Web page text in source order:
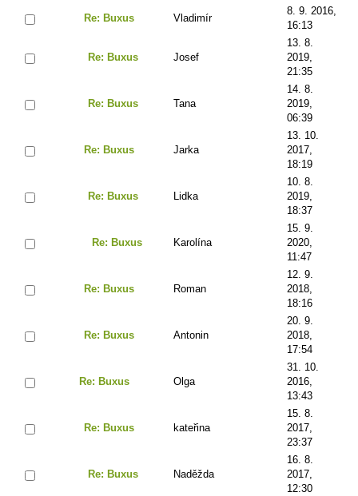
Re: Buxus Vladimír
8. 9. 2016,
16:13
Re: Buxus Josef
13. 8.
2019,
21:35
Re: Buxus Tana
14. 8.
2019,
06:39
Re: Buxus Jarka
13. 10.
2017,
18:19
Re: Buxus Lidka
10. 8.
2019,
18:37
Re: Buxus Karolína
15. 9.
2020,
11:47
Re: Buxus Roman
12. 9.
2018,
18:16
Re: Buxus Antonin
20. 9.
2018,
17:54
Re: Buxus Olga
31. 10.
2016,
13:43
Re: Buxus kateřina
15. 8.
2017,
23:37
Re: Buxus Naděžda
16. 8.
2017,
12:30